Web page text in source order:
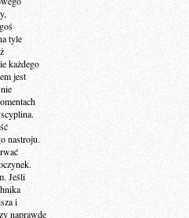
tyle
każdego
jest
nastroju.
Jeśli
i
naprawdę